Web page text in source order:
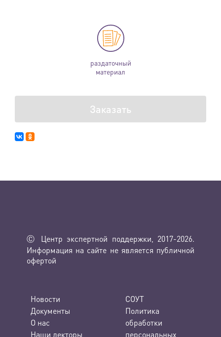
раздаточный
материал
Заказать
Ⓒ Центр экспертной поддержки, 2017-2026.
Информация на сайте не является публичной
офертой
Новости
Документы
О нас
Наши лекторы
СОУТ
Политика
обработки
персональных